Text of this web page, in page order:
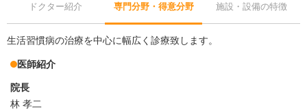
ドクター紹介 専門分野・得意分野 施設・設備の特徴
生活習慣病の治療を中心に幅広く診療致します。
医師紹介
院長
林 孝二